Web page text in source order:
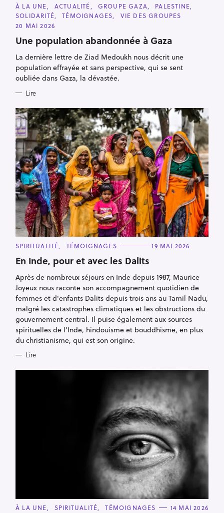
C
A
T
E
O
R
E
À LA UNE ACTUALITÉ GROUPE GAZA
PALESTINE
SOLIDARITÉ
TÉMOIGNAGES
VIE DES GROUPES
20 MAI 2026
Une population abandonnée à Gaza
La dernière lettre de Ziad Medoukh nous décrit une
population effrayée et sans perspective, qui se sent
oubliée dans Gaza, la dévastée.
Lire
C
T
E
O
R
I
E
S
SPIRITUALITÉ TÉMOIGNAGES 19 MAI 2026
En Inde, pour et avec les Dalits
Après de nombreux séjours en Inde depuis 1987, Maurice
Joyeux nous raconte son accompagnement quotidien de
femmes et d'enfants Dalits depuis trois ans au Tamil Nadu,
malgré les catastrophes climatiques et les obstructions du
gouvernement central. Il puise également aux sources
spirituelles de l'Inde, hindouisme et bouddhisme, en plus
du christianisme, qui est son origine.
Lire
C
À LA UNE SPIRITUALITÉ TÉMOIGNAGES 14 MAI 2026
R